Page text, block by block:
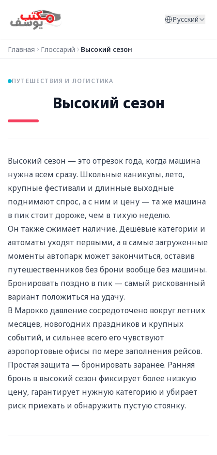
Русский
Главная Глоссарий Высокий сезон
ПУТЕШЕСТВИЯ И ЛОГИСТИКА
Высокий сезон
Высокий сезон — это отрезок года, когда машина
нужна всем сразу. Школьные каникулы, лето,
крупные фестивали и длинные выходные
поднимают спрос, а с ним и цену — та же машина
в пик стоит дороже, чем в тихую неделю.
Он также сжимает наличие. Дешёвые категории и
автоматы уходят первыми, а в самые загруженные
моменты автопарк может закончиться, оставив
путешественников без брони вообще без машины.
Бронировать поздно в пик — самый рискованный
вариант положиться на удачу.
В Марокко давление сосредоточено вокруг летних
месяцев, новогодних праздников и крупных
событий, и сильнее всего его чувствуют
аэропортовые офисы по мере заполнения рейсов.
Простая защита — бронировать заранее. Ранняя
бронь в высокий сезон фиксирует более низкую
цену, гарантирует нужную категорию и убирает
риск приехать и обнаружить пустую стоянку.